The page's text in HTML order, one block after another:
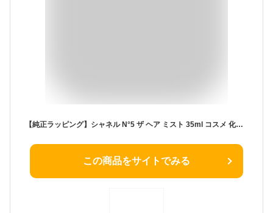
【純正ラッピング】シャネル N°5 ザ ヘア ミスト 35ml コスメ 化粧品 ヘアケア no.5 ナンバーファイブ 髪の毛 香水 フレグランス いい香り CHANEL メンズ レディース ブランド 正規品 新品 ギフト クリスマスプレゼント 2024 女性 デパコス
この商品をサイトでみる